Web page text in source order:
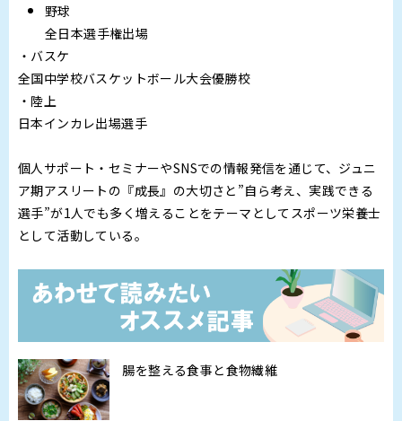
野球
全日本選手権出場
・バスケ
全国中学校バスケットボール大会優勝校
・陸上
日本インカレ出場選手
個人サポート・セミナーやSNSでの情報発信を通じて、ジュニ
ア期アスリートの『成長』の大切さと”自ら考え、実践できる
選手”が1人でも多く増えることをテーマとしてスポーツ栄養士
として活動している。
腸を整える食事と食物繊維